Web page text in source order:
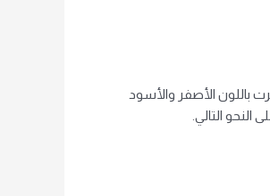
باللون الأصفر والأسود
التالي.